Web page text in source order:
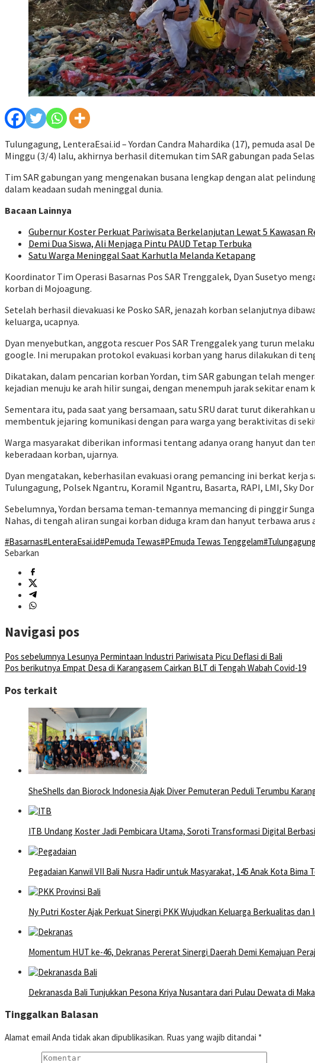
Tulungagung, LenteraEsai.id – Yordan Candra Mahardika (17), pemuda
Minggu (3/4) lalu, akhirnya berhasil ditemukan tim SAR gabungan pada
Tim SAR gabungan yang mengenakan busana lengkap dengan alat
dalam keadaan sudah meninggal dunia.
Bacaan Lainnya
Gubernur Koster Perkuat Pariwisata Berkelanjutan Lewat 5 Kawasan
Demi Dua Siswa, Ali Menjaga Pintu PAUD Tetap Terbuka
Satu Warga Meninggal Saat Karhutla Melanda Ketapang
Koordinator Tim Operasi Basarnas Pos SAR Trenggalek, Dyan Susetyo
korban di Mojoagung.
Setelah berhasil dievakuasi ke Posko SAR, jenazah korban selanjutnya
keluarga, ucapnya.
Dyan menyebutkan, anggota rescuer Pos SAR Trenggalek yang turun
google. Ini merupakan protokol evakuasi korban yang harus dilakukan di
Dikatakan, dalam pencarian korban Yordan, tim SAR gabungan telah
kejadian menuju ke arah hilir sungai, dengan menempuh jarak sekitar enam
Sementara itu, pada saat yang bersamaan, satu SRU darat turut
membentuk jejaring komunikasi dengan para warga yang beraktivitas di
Warga masyarakat diberikan informasi tentang adanya orang hanyut dan
keberadaan korban, ujarnya.
Dyan mengatakan, keberhasilan evakuasi orang pemancing ini berkat kerja
Tulungagung, Polsek Ngantru, Koramil Ngantru, Basarta, RAPI, LMI, Sky
Sebelumnya, Yordan bersama teman-temannya memancing di pinggir
Nahas, di tengah aliran sungai korban diduga kram dan hanyut terbawa
#Basarnas#LenteraEsai.id#Pemuda Tewas#PEmuda Tewas Tenggelam#Tulungagung
Sebarkan
Navigasi pos
Pos sebelumnya Lesunya Permintaan Industri Pariwisata Picu Deflasi di Bali
Pos berikutnya Empat Desa di Karangasem Cairkan BLT di Tengah Wabah Covid-19
Pos terkait
SheShells dan Biorock Indonesia Ajak Diver Pemuteran Peduli Terumbu
ITB Undang Koster Jadi Pembicara Utama, Soroti Transformasi Digital
Pegadaian Kanwil VII Bali Nusra Hadir untuk Masyarakat, 145 Anak Kota Bima
Ny Putri Koster Ajak Perkuat Sinergi PKK Wujudkan Keluarga Berkualitas dan
Momentum HUT ke-46, Dekranas Pererat Sinergi Daerah Demi Kemajuan
Dekranasda Bali Tunjukkan Pesona Kriya Nusantara dari Pulau Dewata di
Tinggalkan Balasan
Alamat email Anda tidak akan dipublikasikan. Ruas yang wajib ditandai *